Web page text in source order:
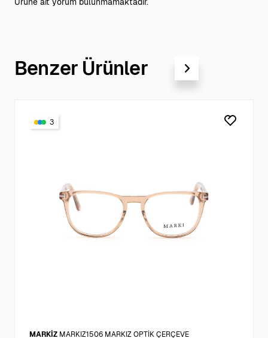
Benzer Ürünler
3
MARKİZ MARKIZ1506 MARKIZ OPTİK ÇERÇEVE